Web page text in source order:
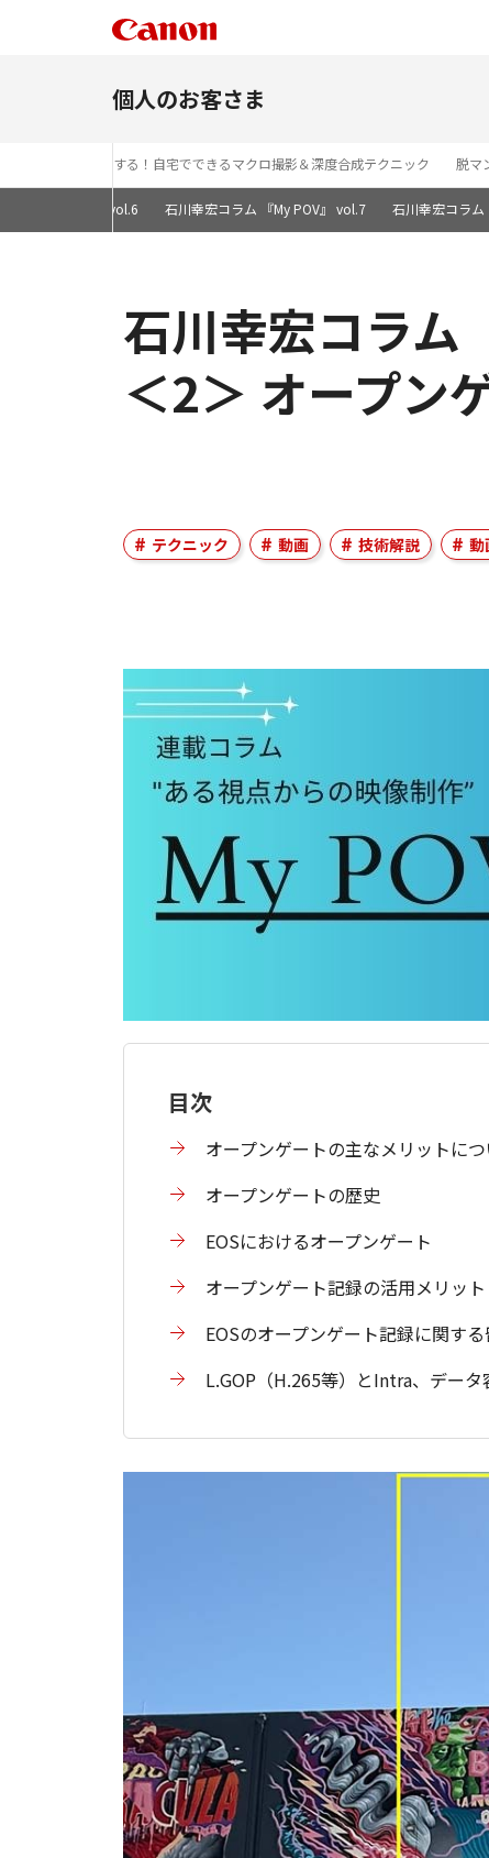
個人のお客さま
ギュア撮影が上達する！自宅でできるマクロ撮影＆深度合成テクニック 脱マ
ム 『My POV』 vol.6 石川幸宏コラム 『My POV』 vol.7 石川幸宏コラム
石川幸宏コラム
＜2＞ オープン
テクニック 動画 技術解説 動
目次
オープンゲートの主なメリットに
オープンゲートの歴史
EOSにおけるオープンゲート
オープンゲート記録の活用メリット
EOSのオープンゲート記録に関す
L.GOP（H.265等）とIntra、データ